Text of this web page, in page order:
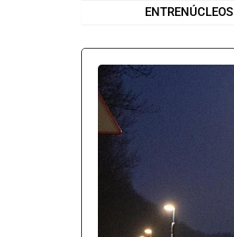
ENTRENÚCLEOS